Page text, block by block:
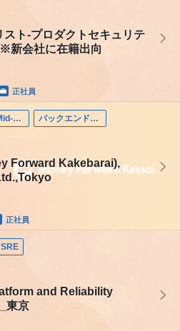
スト-プロダクトセキュリテ
新会社に在籍出向
正社員
English (Mid-career) バックエンドエンジニア
Forward Kakebarai),
正社員
SRE
and Reliability
東京